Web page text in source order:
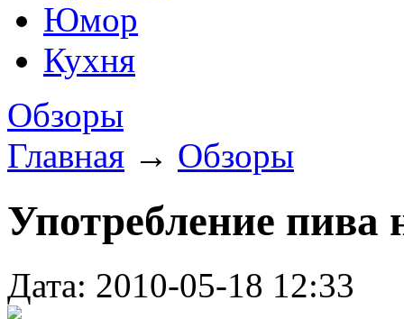
Юмор
Кухня
Обзоры
Главная → Обзоры
Употребление пива
Дата: 2010-05-18 12:33